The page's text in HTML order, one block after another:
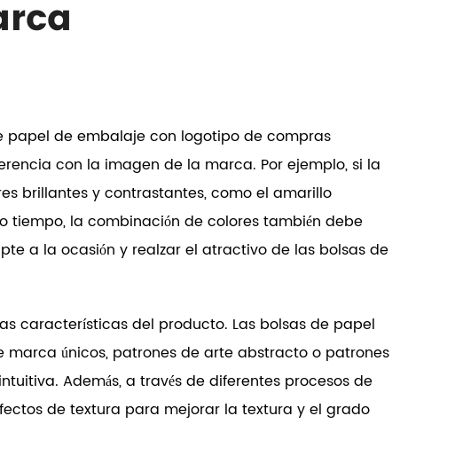
papel de embalaje con logotipo de compras
con la imagen de la marca. Por ejemplo, si la
brillantes y contrastantes, como el amarillo
tiempo, la combinación de colores también debe
a la ocasión y realzar el atractivo de las bolsas de
características del producto. Las bolsas de papel
únicos, patrones de arte abstracto o patrones
Además, a través de diferentes procesos de
de textura para mejorar la textura y el grado